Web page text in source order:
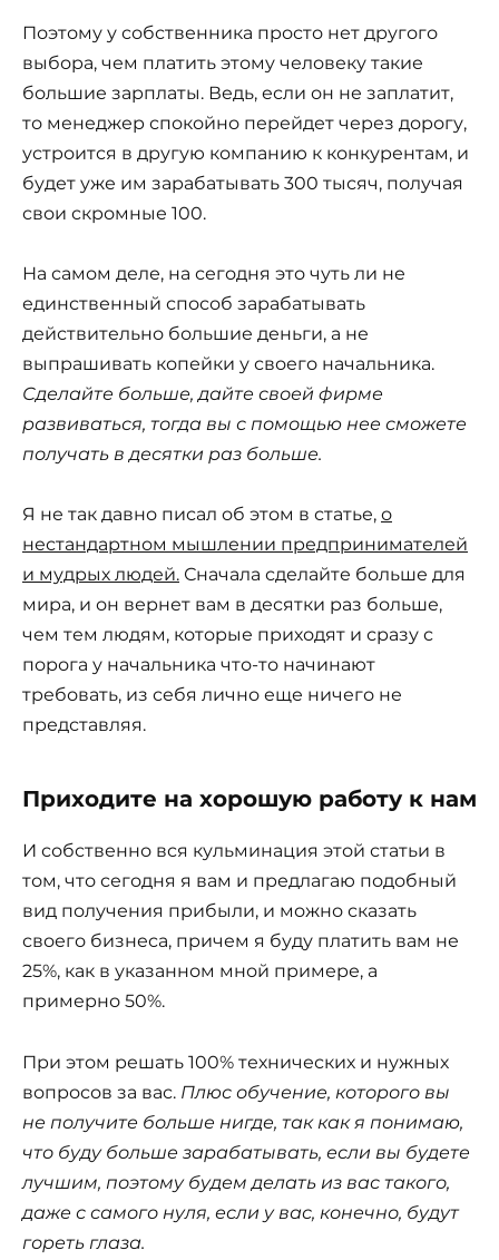
Поэтому у собственника просто нет другого
выбора, чем платить этому человеку такие
большие зарплаты. Ведь, если он не заплатит,
то менеджер спокойно перейдет через дорогу,
устроится в другую компанию к конкурентам, и
будет уже им зарабатывать 300 тысяч, получая
свои скромные 100.
На самом деле, на сегодня это чуть ли не
единственный способ зарабатывать
действительно большие деньги, а не
выпрашивать копейки у своего начальника.
Сделайте больше, дайте своей фирме
развиваться, тогда вы с помощью нее сможете
получать в десятки раз больше.
Я не так давно писал об этом в статье, о
нестандартном мышлении предпринимателей
и мудрых людей. Сначала сделайте больше для
мира, и он вернет вам в десятки раз больше,
чем тем людям, которые приходят и сразу с
порога у начальника что-то начинают
требовать, из себя лично еще ничего не
представляя.
Приходите на хорошую работу к нам
И собственно вся кульминация этой статьи в
том, что сегодня я вам и предлагаю подобный
вид получения прибыли, и можно сказать
своего бизнеса, причем я буду платить вам не
25%, как в указанном мной примере, а
примерно 50%.
При этом решать 100% технических и нужных
вопросов за вас. Плюс обучение, которого вы
не получите больше нигде, так как я понимаю,
что буду больше зарабатывать, если вы будете
лучшим, поэтому будем делать из вас такого,
даже с самого нуля, если у вас, конечно, будут
гореть глаза.